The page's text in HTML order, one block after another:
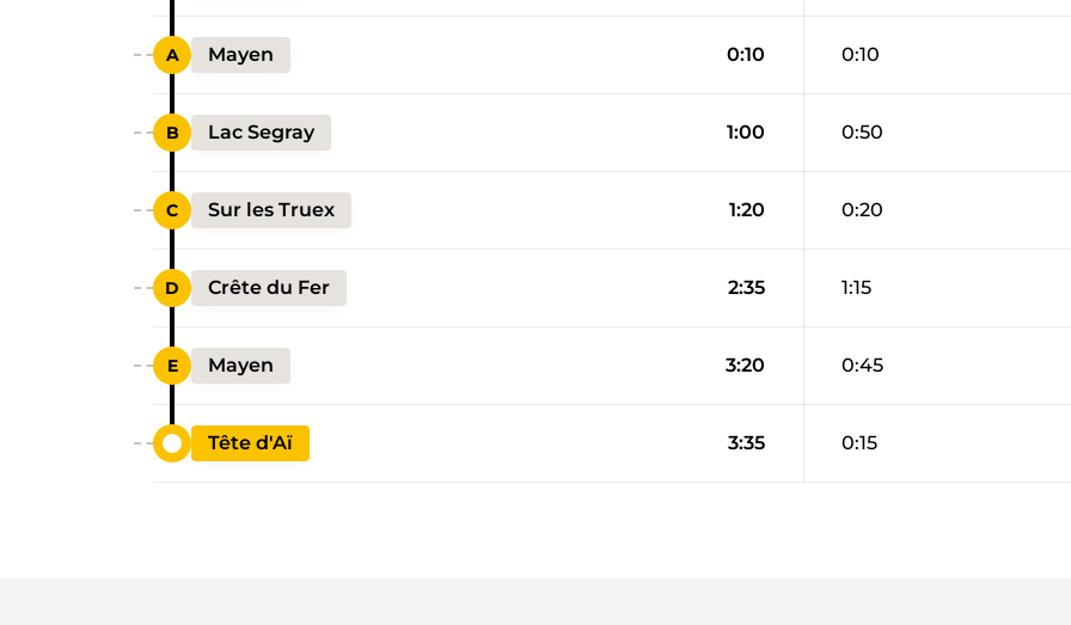
Mayen 0:10 0:10
Lac Segray 1:00 0:50
Sur les Truex 1:20 0:20
Crête du Fer 2:35 1:15
Mayen 3:20 0:45
Tête d'Aï 3:35 0:15